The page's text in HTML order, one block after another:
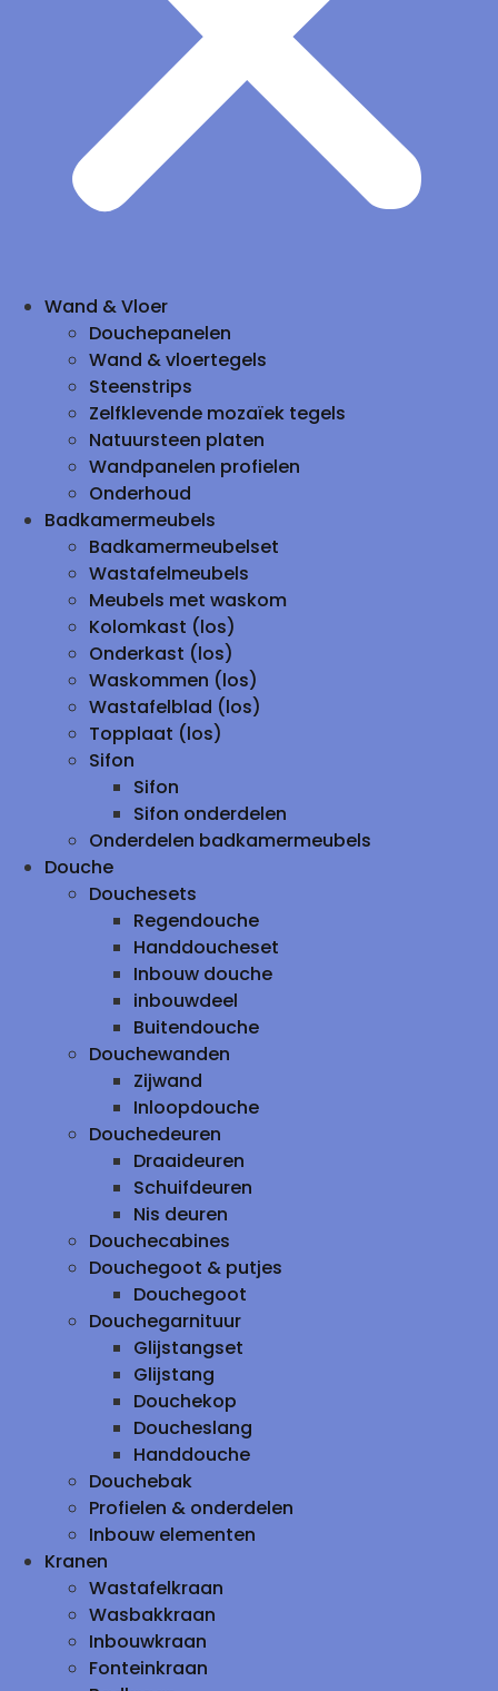
Wand & Vloer
Douchepanelen
Wand & vloertegels
Steenstrips
Zelfklevende mozaïek tegels
Natuursteen platen
Wandpanelen profielen
Onderhoud
Badkamermeubels
Badkamermeubelset
Wastafelmeubels
Meubels met waskom
Kolomkast (los)
Onderkast (los)
Waskommen (los)
Wastafelblad (los)
Topplaat (los)
Sifon
Sifon
Sifon onderdelen
Onderdelen badkamermeubels
Douche
Douchesets
Regendouche
Handdoucheset
Inbouw douche
inbouwdeel
Buitendouche
Douchewanden
Zijwand
Inloopdouche
Douchedeuren
Draaideuren
Schuifdeuren
Nis deuren
Douchecabines
Douchegoot & putjes
Douchegoot
Douchegarnituur
Glijstangset
Glijstang
Douchekop
Doucheslang
Handdouche
Douchebak
Profielen & onderdelen
Inbouw elementen
Kranen
Wastafelkraan
Wasbakkraan
Inbouwkraan
Fonteinkraan